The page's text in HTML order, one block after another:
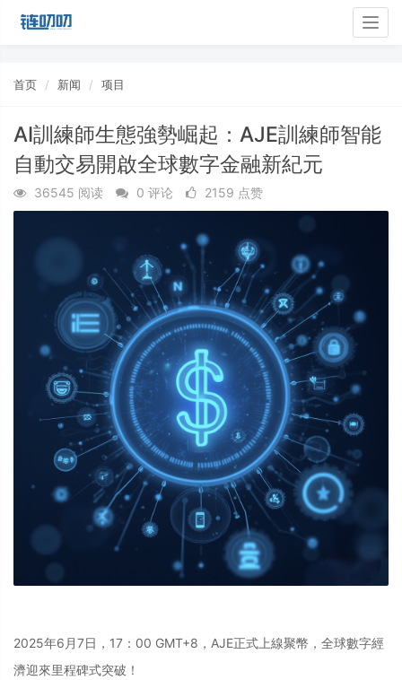
首页 新闻 项目
AI訓練師生態強勢崛起：AJE訓練師智能
自動交易開啟全球數字金融新紀元
36545 阅读 0 评论 2159 点赞
2025年6月7日，17：00 GMT+8，AJE正式上線聚幣，全球數字經
濟迎來里程碑式突破！